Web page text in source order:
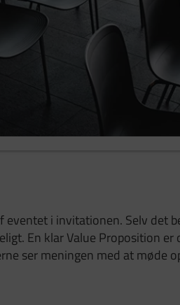
i invitationen. Selv det
En klar Value Proposition
ser meningen med at møde